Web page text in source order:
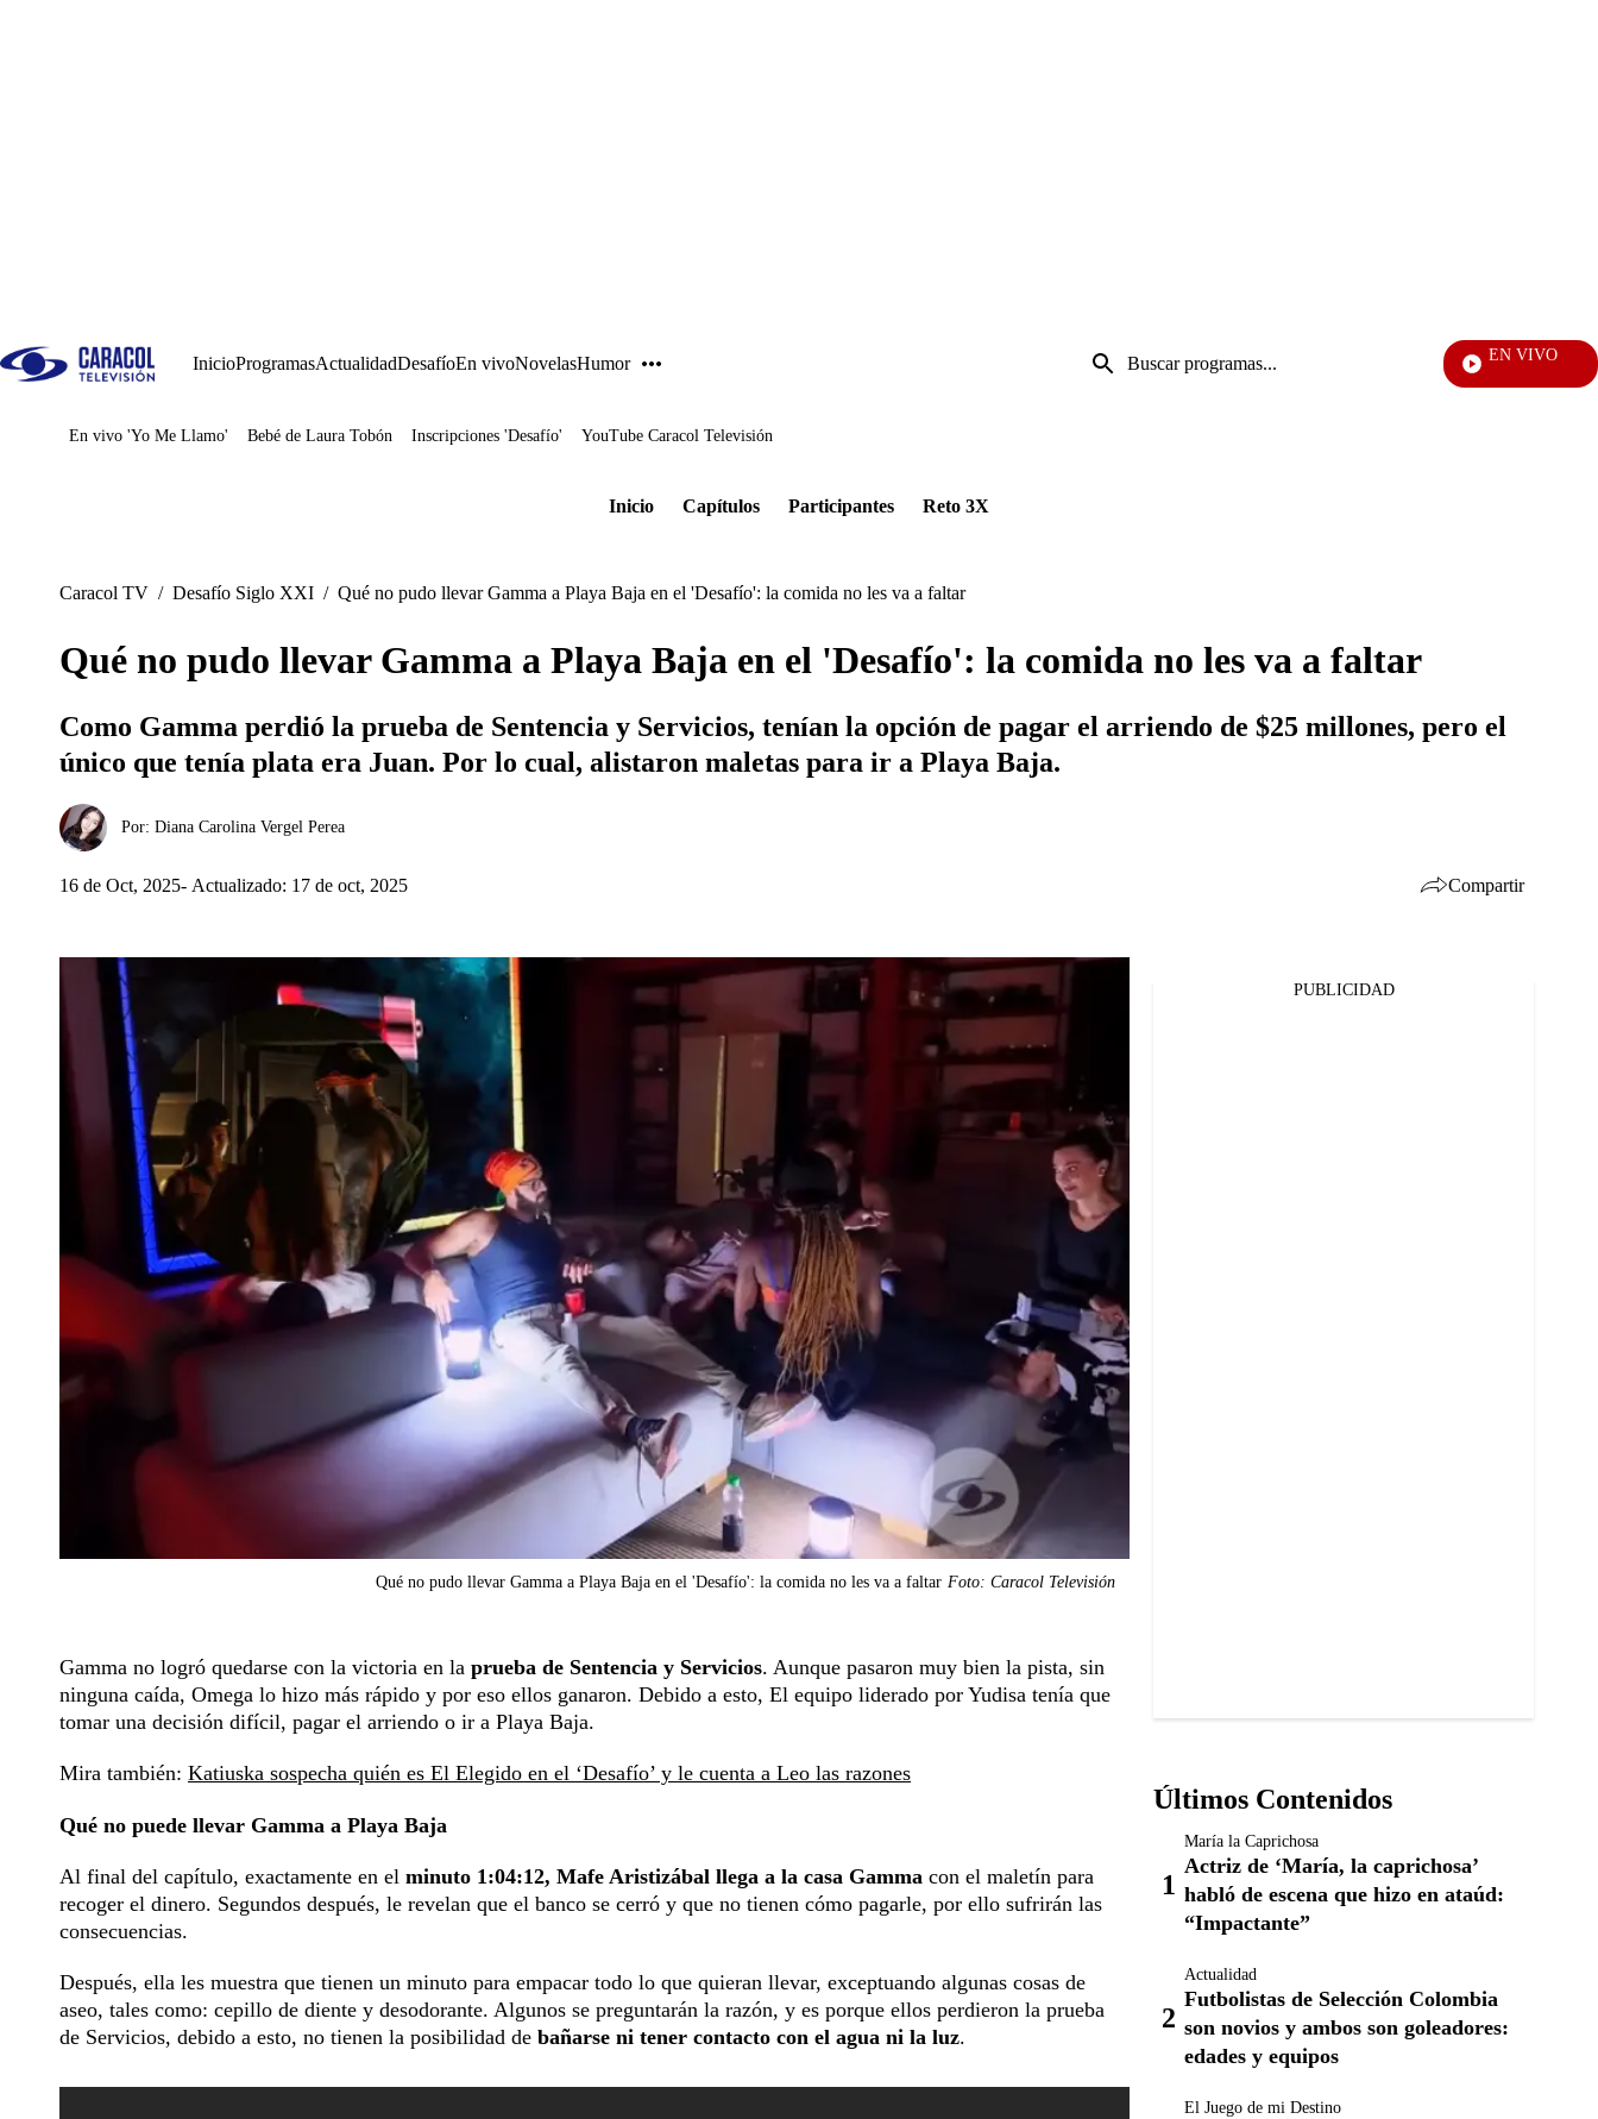
InicioProgramasActualidadDesafíoEn vivoNovelasHumor
Entrada
de
EN VIVO
Juegos
En vivo 'Yo Me Llamo' Bebé de Laura Tobón Inscripciones 'Desafío' YouTube Caracol Televisión
Inicio Capítulos Participantes Reto 3X
Caracol TV / Desafío Siglo XXI / Qué no pudo llevar Gamma a Playa Baja en el 'Desafío': la comida no les va a faltar
Qué no pudo llevar Gamma a Playa Baja en el 'Desafío': la comida no les va a faltar
Como Gamma perdió la prueba de Sentencia y Servicios, tenían la opción de pagar el arriendo de $25 millones, pero el
único que tenía plata era Juan. Por lo cual, alistaron maletas para ir a Playa Baja.
Por: Diana Carolina Vergel Perea
16 de Oct, 2025 Actualizado: 17 de oct, 2025 Compartir
Qué no pudo llevar Gamma a Playa Baja en el 'Desafío': la comida no les va a faltar Foto: Caracol Televisión
Gamma no logró quedarse con la victoria en la prueba de Sentencia y Servicios. Aunque pasaron muy bien la pista, sin
ninguna caída, Omega lo hizo más rápido y por eso ellos ganaron. Debido a esto, El equipo liderado por Yudisa tenía que
tomar una decisión difícil, pagar el arriendo o ir a Playa Baja.
Mira también: Katiuska sospecha quién es El Elegido en el ‘Desafío’ y le cuenta a Leo las razones
Qué no puede llevar Gamma a Playa Baja
Al final del capítulo, exactamente en el minuto 1:04:12, Mafe Aristizábal llega a la casa Gamma con el maletín para
recoger el dinero. Segundos después, le revelan que el banco se cerró y que no tienen cómo pagarle, por ello sufrirán las
consecuencias.
Después, ella les muestra que tienen un minuto para empacar todo lo que quieran llevar, exceptuando algunas cosas de
aseo, tales como: cepillo de diente y desodorante. Algunos se preguntarán la razón, y es porque ellos perdieron la prueba
de Servicios, debido a esto, no tienen la posibilidad de bañarse ni tener contacto con el agua ni la luz.
PUBLICIDAD
Últimos Contenidos
María la Caprichosa
Actriz de ‘María, la caprichosa’
habló de escena que hizo en ataúd:
“Impactante”
Actualidad
Futbolistas de Selección Colombia
son novios y ambos son goleadores:
edades y equipos
El Juego de mi Destino